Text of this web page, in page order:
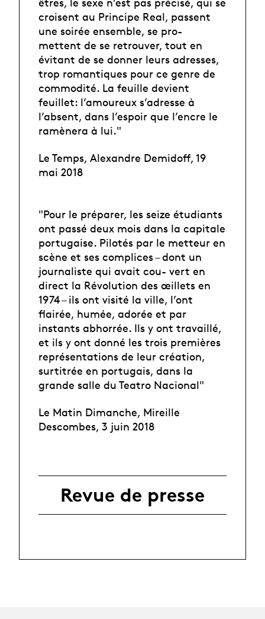
croisent au Principe Real, passent
une soirée ensemble, se pro-
mettent de se retrouver, tout en
évitant de se donner leurs adresses,
trop romantiques pour ce genre de
commodité. La feuille devient
feuillet: l’amoureux s’adresse à
l’absent, dans l’espoir que l’encre le
ramènera à lui."
Le Temps, Alexandre Demidoff, 19
mai 2018
"Pour le préparer, les seize étudiants
ont passé deux mois dans la capitale
portugaise. Pilotés par le metteur en
scène et ses complices – dont un
journaliste qui avait cou- vert en
direct la Révolution des œillets en
1974 – ils ont visité la ville, l’ont
flairée, humée, adorée et par
instants abhorrée. Ils y ont travaillé,
et ils y ont donné les trois premières
représentations de leur création,
surtitrée en portugais, dans la
grande salle du Teatro Nacional"
Le Matin Dimanche, Mireille
Descombes, 3 juin 2018
Revue de presse